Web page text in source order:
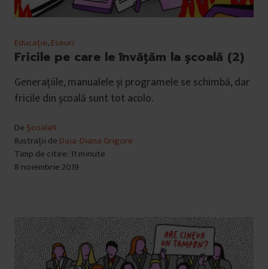
Educație,Eseuri
Fricile pe care le învățăm la școală (2)
Generațiile, manualele și programele se schimbă, dar
fricile din școală sunt tot acolo.
De Școala9
Ilustrații de Daia-Diana Grigore
Timp de citire: 11 minute
8 noiembrie 2019